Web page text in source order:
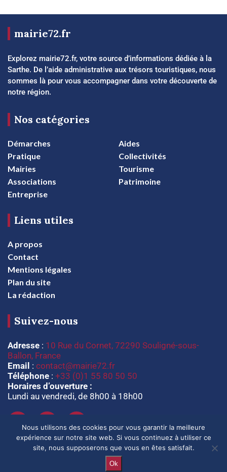
mairie72.fr
Explorez mairie72.fr, votre source d’informations dédiée à la
Sarthe. De l’aide administrative aux trésors touristiques, nous
sommes là pour vous accompagner dans votre découverte de
notre région.
Nos catégories
Démarches
Aides
Pratique
Collectivités
Mairies
Tourisme
Associations
Patrimoine
Entreprise
Liens utiles
A propos
Contact
Mentions légales
Plan du site
La rédaction
Suivez-nous
Adresse : 10 Rue du Cornet, 72290 Souligné-sous-
Ballon, France
Email : contact@mairie72.fr
Téléphone : +33 (0)1 55 80 50 50
Horaires d’ouverture :
Lundi au vendredi, de 8h00 à 18h00
@2024 – Tous droits réservés. @
Nous utilisons des cookies pour vous garantir la meilleure
expérience sur notre site web. Si vous continuez à utiliser ce
site, nous supposerons que vous en êtes satisfait.
Ok